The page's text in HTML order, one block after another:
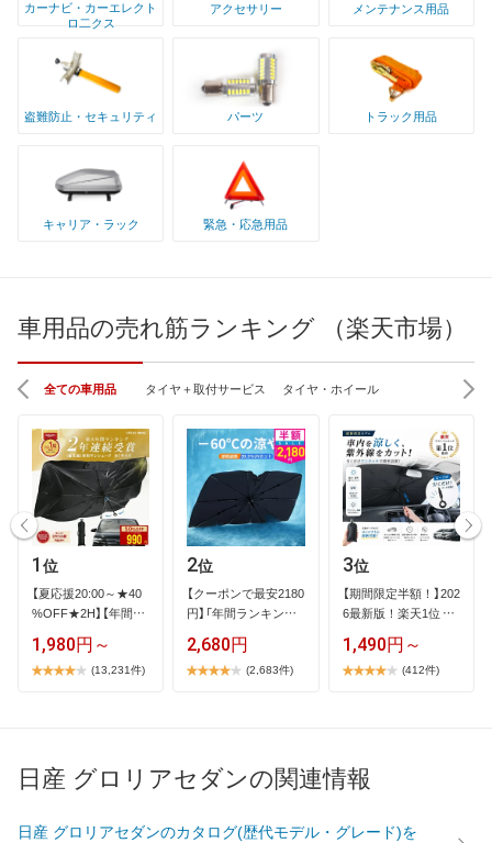
カーナビ・カーエレクト
ロ二クス
アクセサリー メンテナンス用品
盗難防止・セキュリティ パーツ トラック用品
キャリア・ラック 緊急・応急用品
車用品の売れ筋ランキング （楽天市場）
全ての車用品 タイヤ＋取付サービス タイヤ・ホイール
1 位
【​夏​応​援​2​0​:​0​0​～​★​4​0​
%​O​F​F​★​2​H​】​【​年​間​ラ​
…
1,980円～
(13,231件)
2位
【​ク​ー​ポ​ン​で​最​安​2​1​8​0​
円​】​「​年​間​ラ​ン​キ​ン​…
2,680円
(2,683件)
3位
【​期​間​限​定​半​額​！​】​2​0​2​
6​最​新​版​！​楽​天​1​位​ ​…
1,490円～
(412件)
日産 グロリアセダンの関連情報
日産 グロリアセダンのカタログ(歴代モデル・グレード)を